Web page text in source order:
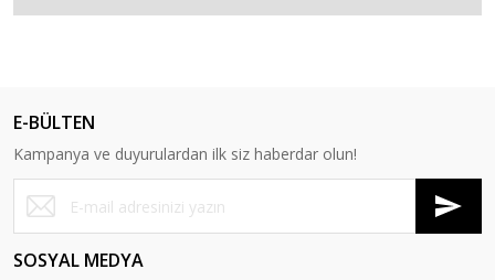
E-BÜLTEN
Kampanya ve duyurulardan ilk siz haberdar olun!
SOSYAL MEDYA